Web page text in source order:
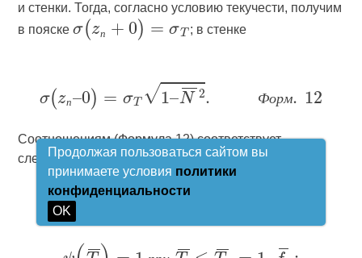
и стенки. Тогда, согласно условию текучести, получим
в пояске
; в стенке
п
Ф орм
Соотношениям (Формула 12) соответствует
следующее уравнение предельной кривой:
Продолжая пользоваться сайтом вы
принимаете условия политики
конфиденциальности
OK